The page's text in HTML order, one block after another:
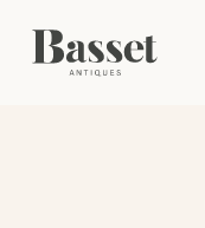
contenido